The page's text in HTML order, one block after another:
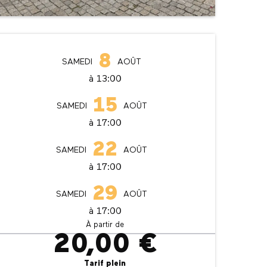
et
SAMEDI 8 AOÛT
à 13:00
SAMEDI 15 AOÛT
à 17:00
SAMEDI 22 AOÛT
à 17:00
SAMEDI 29 AOÛT
à 17:00
À partir de
20,00 €
Tarif plein